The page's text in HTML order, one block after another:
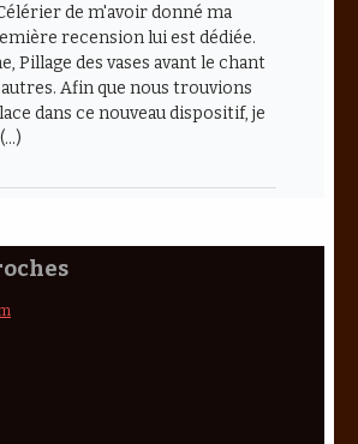
de m'avoir donné ma
recension lui est dédiée.
Pillage des vases avant le chant
Afin que nous trouvions
dans ce nouveau dispositif, je